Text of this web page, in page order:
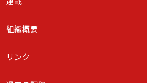
組織概要
リンク